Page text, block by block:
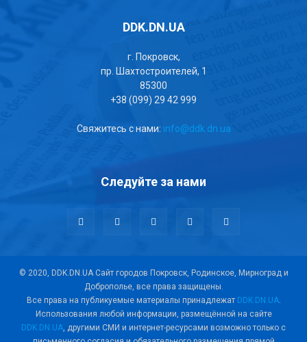
DDK.DN.UA
г. Покровск,
пр. Шахтостроителей, 1
85300
+38 (099) 29 42 999
Свяжитесь с нами: info@ddk.dn.ua
Следуйте за нами
© 2020, DDK.DN.UA Сайт городов Покровск, Родинское, Мирноград и
Доброполье, все права защищены.
Все права на публикуемые материалы принадлежат DDK.DN.UA.
Использования любой информации, размещённой на сайте
DDK.DN.UA, другими СМИ и интернет-ресурсами возможно только с